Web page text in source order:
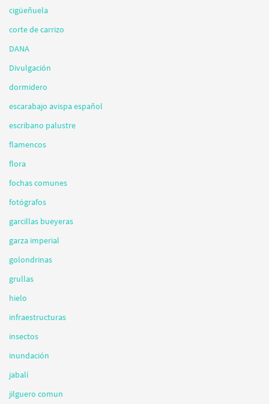
cigüeñuela
corte de carrizo
DANA
Divulgación
dormidero
escarabajo avispa español
escribano palustre
flamencos
flora
fochas comunes
fotógrafos
garcillas bueyeras
garza imperial
golondrinas
grullas
hielo
infraestructuras
insectos
inundación
jabalí
jilguero comun